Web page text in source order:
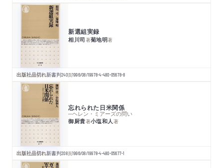
新選組実録
相川司著菊地明著
出版社品切れ新書判240頁1996/08/19978-4-480-05678-8
忘れられた日米関係
─ヘレン・ミアーズの問い
御厨貴著小塩和人著
出版社品切れ新書判208頁1996/08/19978-4-480-05677-1